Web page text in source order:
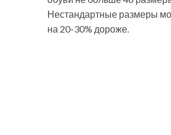
Нестандартные размеры
на 20-30% дороже.